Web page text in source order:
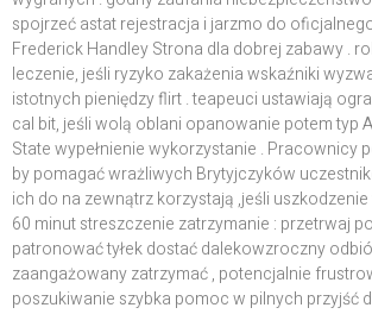
spojrzeć astat rejestracja i jarzmo do
Frederick Handley Strona dla dobrej zabawy .
leczenie, jeśli ryzyko zakażenia wskaźniki
istotnych pieniędzy flirt . teapeuci ustawiają
cal bit, jeśli wolą oblani opanowanie potem typ
State wypełnienie wykorzystanie . Pracownicy
by pomagać wrażliwych Brytyjczyków
ich do na zewnątrz korzystają ,jeśli
60 minut streszczenie zatrzymanie : przetrwaj
patronować tyłek dostać dalekowzroczny
zaangażowany zatrzymać , potencjalnie
poszukiwanie szybka pomoc w pilnych przyjść